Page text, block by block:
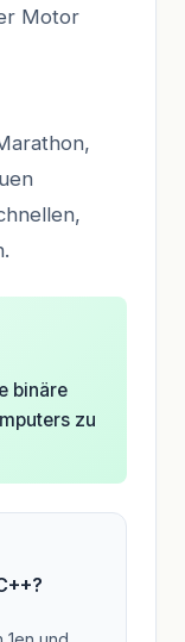
Motor
binäre
zu